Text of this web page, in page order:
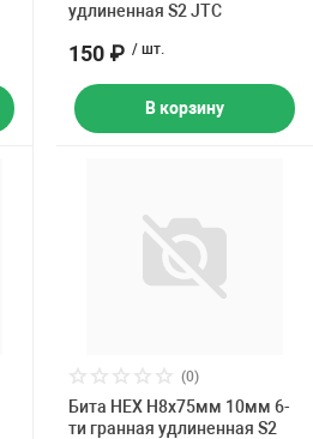
удлиненная S2 JTC
150 ₽ / шт.
В корзину
(0)
Бита HEX H8х75мм 10мм 6-
ти гранная удлиненная S2